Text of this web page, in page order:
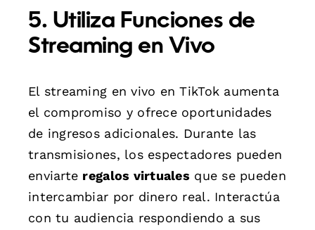
5. Utiliza Funciones de
Streaming en Vivo
El streaming en vivo en TikTok aumenta
el compromiso y ofrece oportunidades
de ingresos adicionales. Durante las
transmisiones, los espectadores pueden
enviarte regalos virtuales que se pueden
intercambiar por dinero real. Interactúa
con tu audiencia respondiendo a sus